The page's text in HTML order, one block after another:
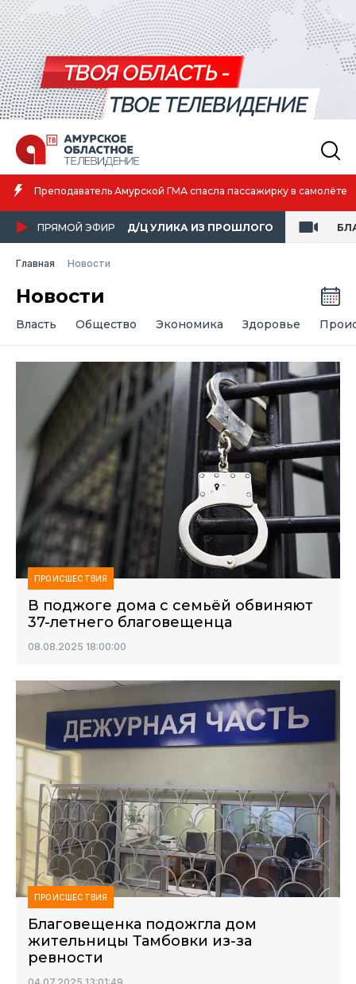
Амурской ГМА спасла пассажирку в самолёте
Амурская
ПРЯМОЙ ЭФИР Д/Ц УЛИКА ИЗ ПРОШЛОГО
Главная Новости
Новости
Власть Общество Экономика Здоровье
ПРОИСШЕСТВИЯ
В поджоге дома с семьёй обвиняют
37-летнего благовещенца
08.08.2025 18:00:00
ПРОИСШЕСТВИЯ
Благовещенка подожгла дом
жительницы Тамбовки из-за
ревности